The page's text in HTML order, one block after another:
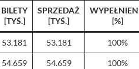
BILETY
[TYŚ.]
SPRZEDAŻ
[TYŚ.]
[%]
53.181 53.181 100%
54.659 54.659 100%